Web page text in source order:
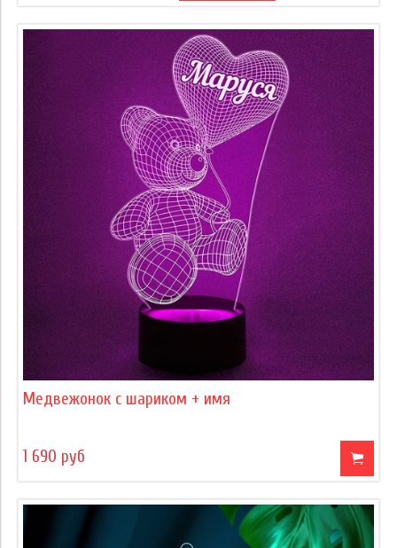
Медвежонок с шариком + имя
1 690 руб